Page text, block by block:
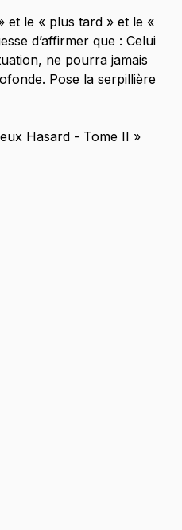
et le « plus tard » et le «
d’affirmer que : Celui
ne pourra jamais
Pose la serpillière
Hasard - Tome II »